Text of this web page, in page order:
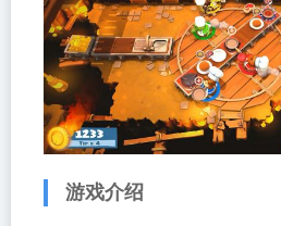
游戏介绍